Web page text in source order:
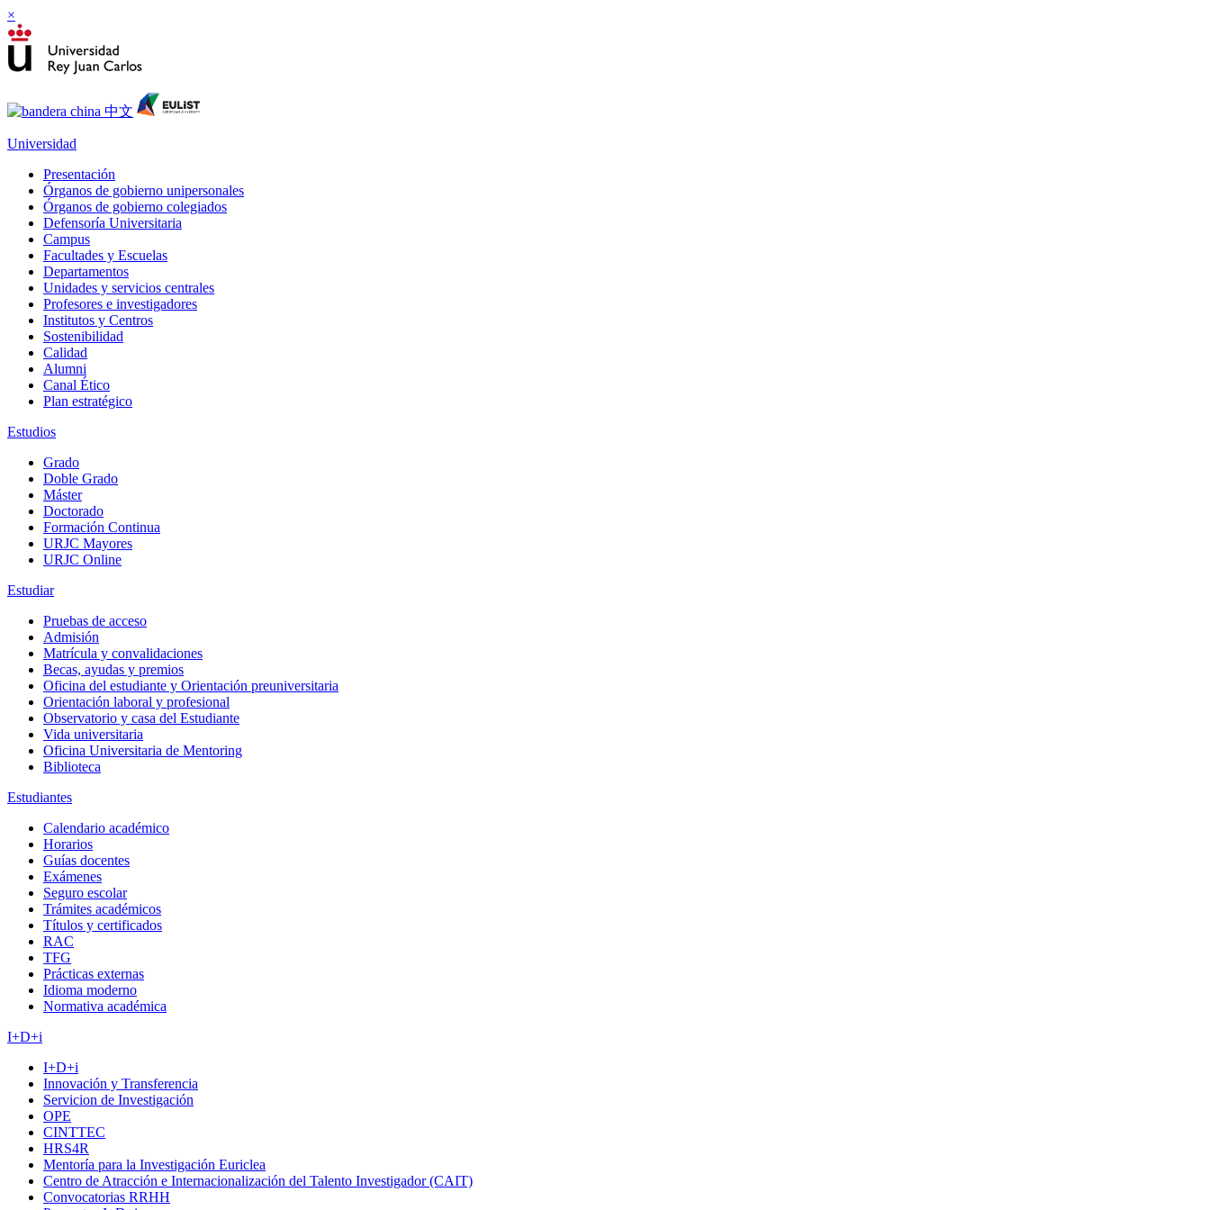
×
Universidad
Presentación
Órganos de gobierno unipersonales
Órganos de gobierno colegiados
Defensoría Universitaria
Campus
Facultades y Escuelas
Departamentos
Unidades y servicios centrales
Profesores e investigadores
Institutos y Centros
Sostenibilidad
Calidad
Alumni
Canal Ético
Plan estratégico
Estudios
Grado
Doble Grado
Máster
Doctorado
Formación Continua
URJC Mayores
URJC Online
Estudiar
Pruebas de acceso
Admisión
Matrícula y convalidaciones
Becas, ayudas y premios
Oficina del estudiante y Orientación preuniversitaria
Orientación laboral y profesional
Observatorio y casa del Estudiante
Vida universitaria
Oficina Universitaria de Mentoring
Biblioteca
Estudiantes
Calendario académico
Horarios
Guías docentes
Exámenes
Seguro escolar
Trámites académicos
Títulos y certificados
RAC
TFG
Prácticas externas
Idioma moderno
Normativa académica
I+D+i
I+D+i
Innovación y Transferencia
Servicion de Investigación
OPE
CINTTEC
HRS4R
Mentoría para la Investigación Euriclea
Centro de Atracción e Internacionalización del Talento Investigador (CAIT)
Convocatorias RRHH